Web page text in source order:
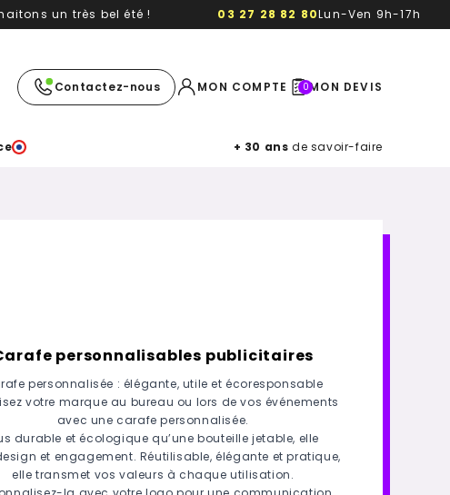
un très bel été !
03 27 28 82 80Lun-Ven 9h-17h
Contactez-nous MON COMPTE 0MON DEVIS
+ 30 ans de savoir-faire
personnalisables publicitaires
personnalisée : élégante, utile et écoresponsable
votre marque au bureau ou lors de vos événements
avec une carafe personnalisée.
durable et écologique qu’une bouteille jetable, elle
et engagement. Réutilisable, élégante et pratique,
elle transmet vos valeurs à chaque utilisation.